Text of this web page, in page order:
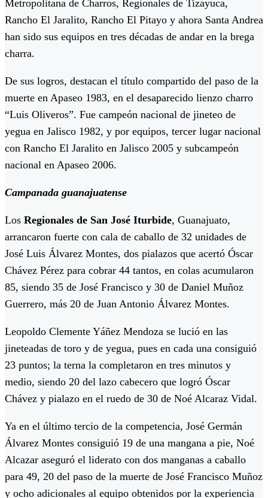
Metropolitana de Charros, Regionales de Tizayuca,
Rancho El Jaralito, Rancho El Pitayo y ahora Santa Andrea
han sido sus equipos en tres décadas de andar en la brega
charra.
De sus logros, destacan el título compartido del paso de la
muerte en Apaseo 1983, en el desaparecido lienzo charro
“Luis Oliveros”. Fue campeón nacional de jineteo de
yegua en Jalisco 1982, y por equipos, tercer lugar nacional
con Rancho El Jaralito en Jalisco 2005 y subcampeón
nacional en Apaseo 2006.
Campanada guanajuatense
Los Regionales de San José Iturbide, Guanajuato,
arrancaron fuerte con cala de caballo de 32 unidades de
José Luis Álvarez Montes, dos pialazos que acertó Óscar
Chávez Pérez para cobrar 44 tantos, en colas acumularon
85, siendo 35 de José Francisco y 30 de Daniel Muñoz
Guerrero, más 20 de Juan Antonio Álvarez Montes.
Leopoldo Clemente Yáñez Mendoza se lució en las
jineteadas de toro y de yegua, pues en cada una consiguió
23 puntos; la terna la completaron en tres minutos y
medio, siendo 20 del lazo cabecero que logró Óscar
Chávez y pialazo en el ruedo de 30 de Noé Alcaraz Vidal.
Ya en el último tercio de la competencia, José Germán
Álvarez Montes consiguió 19 de una mangana a pie, Noé
Alcazar aseguró el liderato con dos manganas a caballo
para 49, 20 del paso de la muerte de José Francisco Muñoz
y ocho adicionales al equipo obtenidos por la experiencia